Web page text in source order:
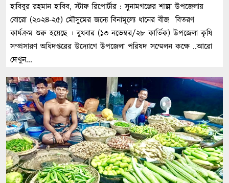
হাবিবুর রহমান হাবিব, স্টাফ রিপোর্টার : সুনামগঞ্জের শাল্লা উপজেলায়
বোরো (২০২৪-২৫) মৌসুমের জন্যে বিনামূল্যে ধানের বীজ বিতরণ
কার্যক্রম শুরু হয়েছে । বুধবার (১৩ নভেম্বর/২৮ কার্তিক) উপজেলা কৃষি
সম্প্রসারণ অধিদপ্তরের উদ্যোগে উপজেলা পরিষদ সম্মেলন কক্ষে ..আরো
দেখুন...